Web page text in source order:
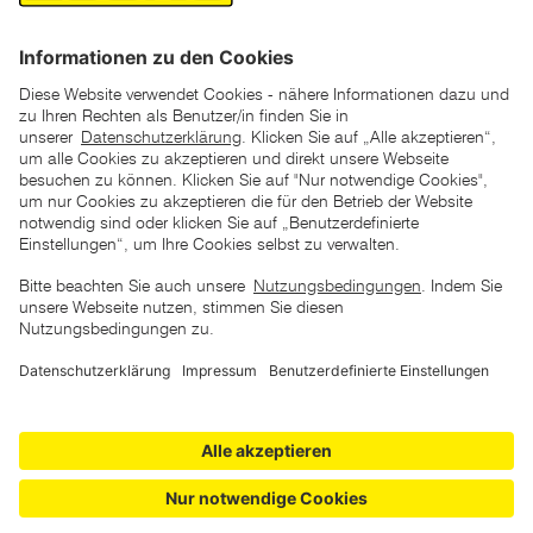
Schneesocken für das Auto sind eine Alternative aus
keine situative Schneekettenpflicht ausgerufen wird, Sie
aber dennoch auf extra Schutz bestehen. Beachten Sie
dabei aber, dass die sogenannten Snow Socks nicht als
Schneeketten-Ersatz dienen: Besteht die Kettenpflicht,
müssen Sie Ketten anlegen.
Sie müssen im Winter regelmäßig besonders
herausfordernde Strecken fahren und möchten sich dabei
nicht auf den Schutz „normaler“ Schneeketten verlassen?
Bodenhaftung bei Schnee und Eis.
Schneeketten ZGONC Tipp: Anlegen
Auch wenn Österreich bergig ist, hat nicht jeder Autofahrer
*der "statt"-Preis ist der niedrigste von uns in den letzten 30
Tagen vor Beginn dieser Aktion verlangte Preis
unter den UVP Preisen auf dieser Website sind die
unverbindlich empfohlenen Listenpreise unserer Lieferanten
AGB Datenschutz Impressum Barrierefreiheitserklärung